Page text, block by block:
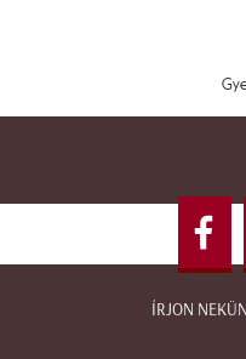
ÍRJON